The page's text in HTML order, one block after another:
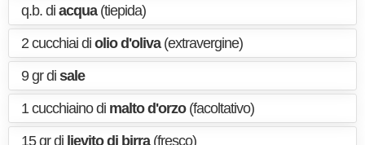
q.b. di acqua(tiepida)
2 cucchiai di olio d'oliva(extravergine)
9 gr di sale
1 cucchiaino di malto d'orzo(facoltativo)
15 gr di lievito di birra(fresco)